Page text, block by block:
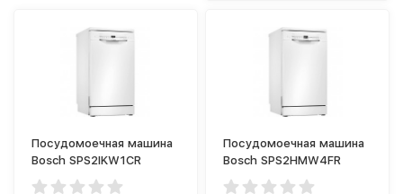
Посудомоечная машина
Bosch SPS2IKW1CR
Посудомоечная машина
Bosch SPS2HMW4FR